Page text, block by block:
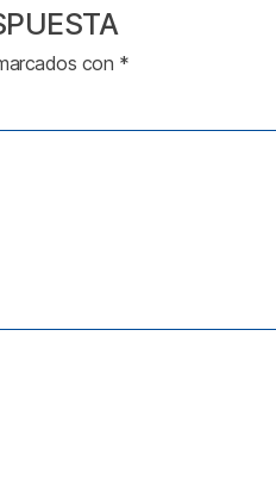
con *